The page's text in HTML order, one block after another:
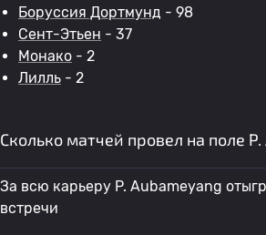
Боруссия Дортмунд - 98
Сент-Этьен - 37
Монако - 2
Лилль - 2
Сколько матчей провел на поле
За всю карьеру P. Aubameyang
встречи